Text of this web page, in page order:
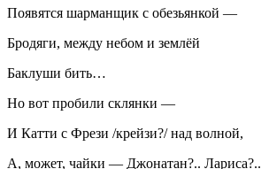
Появятся шарманщик с обезьянкой —
Бродяги, между небом и землёй
Баклуши бить…
Но вот пробили склянки —
И Катти с Фрези /крейзи?/ над волной,
А, может, чайки — Джонатан?.. Лариса?..